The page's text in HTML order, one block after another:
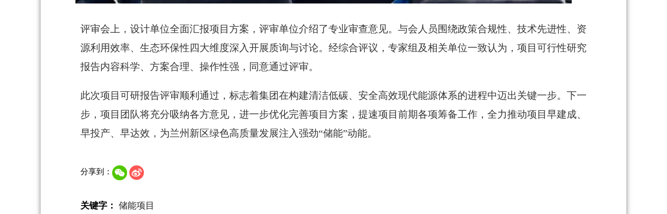
评审会上，设计单位全面汇报项目方案，评审单位介绍了专业审查意见。与会人员围绕政策合规性、技术先进性、资
源利用效率、生态环保性四大维度深入开展质询与讨论。经综合评议，专家组及相关单位一致认为，项目可行性研究
报告内容科学、方案合理、操作性强，同意通过评审。
此次项目可研报告评审顺利通过，标志着集团在构建清洁低碳、安全高效现代能源体系的进程中迈出关键一步。下一
步，项目团队将充分吸纳各方意见，进一步优化完善项目方案，提速项目前期各项筹备工作，全力推动项目早建成、
早投产、早达效，为兰州新区绿色高质量发展注入强劲“储能”动能。
分享到：
关键字： 储能项目